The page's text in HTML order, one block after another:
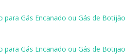
para Gás Encanado ou Gás de Botijão
para Gás Encanado ou Gás de Botijão